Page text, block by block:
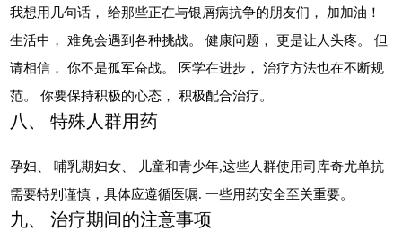
我想用几句话， 给那些正在与银屑病抗争的朋友们， 加加油！
生活中， 难免会遇到各种挑战。 健康问题， 更是让人头疼。 但
请相信， 你不是孤军奋战。 医学在进步， 治疗方法也在不断规
范。 你要保持积极的心态， 积极配合治疗。
八、 特殊人群用药
孕妇、 哺乳期妇女、 儿童和青少年,这些人群使用司库奇尤单抗
需要特别谨慎，具体应遵循医嘱. 一些用药安全至关重要。
九、 治疗期间的注意事项